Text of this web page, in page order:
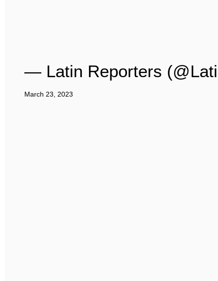
— Latin Reporters
March 23, 2023